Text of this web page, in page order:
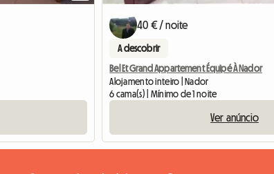
40 € / noite
A descobrir
Bel Et Grand Appartement Équipé À Nador
Alojamento inteiro | Nador
6 cama(s) | Mínimo de 1 noite
Ver anúncio